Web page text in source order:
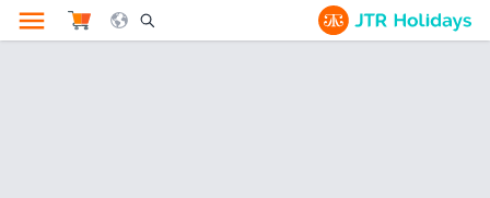
Search Opener Icon